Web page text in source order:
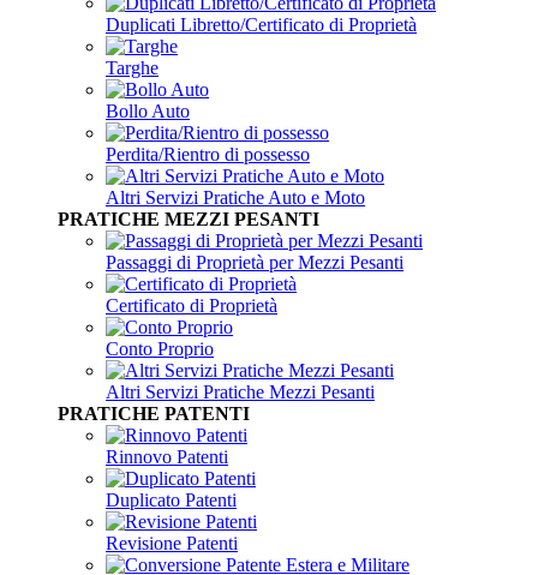
Duplicati Libretto/Certificato di Proprietà
Targhe
Bollo Auto
Perdita/Rientro di possesso
Altri Servizi Pratiche Auto e Moto
PRATICHE MEZZI PESANTI
Passaggi di Proprietà per Mezzi Pesanti
Certificato di Proprietà
Conto Proprio
Altri Servizi Pratiche Mezzi Pesanti
PRATICHE PATENTI
Rinnovo Patenti
Duplicato Patenti
Revisione Patenti